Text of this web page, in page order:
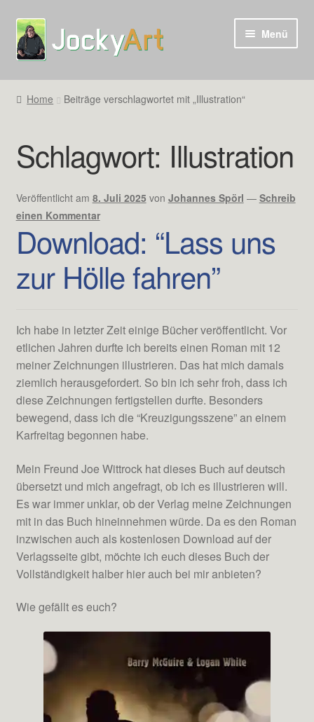
Zur
Navigation
springen
Zum
Inhalt
springen
Menü
Home Beiträge verschlagwortet mit „Illustration“
Schlagwort: Illustration
Veröffentlicht am 8. Juli 2025 von Johannes Spörl — Schreib
einen Kommentar
Download: “Lass uns
zur Hölle fahren”
Ich habe in letzter Zeit einige Bücher veröffentlicht. Vor
etlichen Jahren durfte ich bereits einen Roman mit 12
meiner Zeichnungen illustrieren. Das hat mich damals
ziemlich herausgefordert. So bin ich sehr froh, dass ich
diese Zeichnungen fertigstellen durfte. Besonders
bewegend, dass ich die “Kreuzigungsszene” an einem
Karfreitag begonnen habe.
Mein Freund Joe Wittrock hat dieses Buch auf deutsch
übersetzt und mich angefragt, ob ich es illustrieren will.
Es war immer unklar, ob der Verlag meine Zeichnungen
mit in das Buch hineinnehmen würde. Da es den Roman
inzwischen auch als kostenlosen Download auf der
Verlagsseite gibt, möchte ich euch dieses Buch der
Vollständigkeit halber hier auch bei mir anbieten?
Wie gefällt es euch?